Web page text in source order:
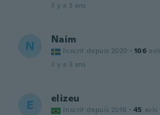
il y a 3 ans
N Naim
Inscrit depuis 2020 · 106
il y a 3 ans
E elizeu
Inscrit depuis 2016 · 45 avis